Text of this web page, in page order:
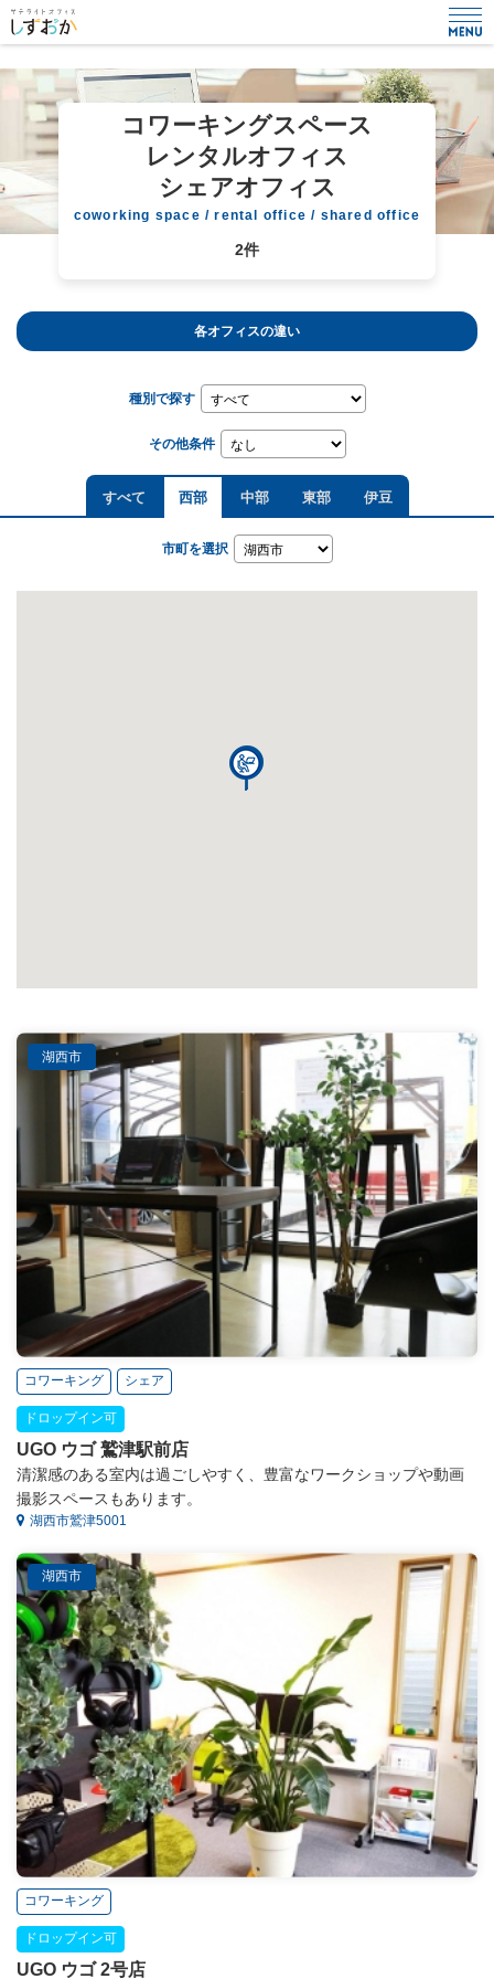
コワーキングスペース
レンタルオフィス
シェアオフィス
coworking space / rental office / shared office
2件
各オフィスの違い
種別で探す
その他条件
すべて 西部 中部 東部 伊豆
市町を選択
湖西市
コワーキング シェア
ドロップイン可
UGO ウゴ 鷲津駅前店
清潔感のある室内は過ごしやすく、豊富なワークショップや動画
撮影スペースもあります。
湖西市鷲津5001
湖西市
コワーキング
ドロップイン可
UGO ウゴ 2号店